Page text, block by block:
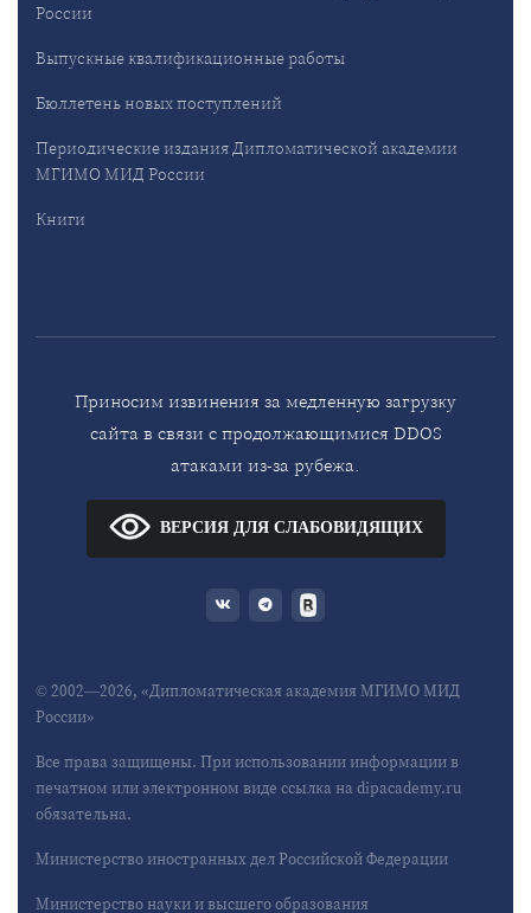
России
Выпускные квалификационные работы
Бюллетень новых поступлений
Периодические издания Дипломатической академии
МГИМО МИД России
Книги
Приносим извинения за медленную загрузку
сайта в связи с продолжающимися DDOS
атаками из-за рубежа.
ВЕРСИЯ ДЛЯ СЛАБОВИДЯЩИХ
© 2002—2026, «Дипломатическая академия МГИМО МИД
России»
Все права защищены. При использовании информации в
печатном или электронном виде ссылка на dipacademy.ru
обязательна.
Министерство иностранных дел Российской Федерации
Министерство науки и высшего образования